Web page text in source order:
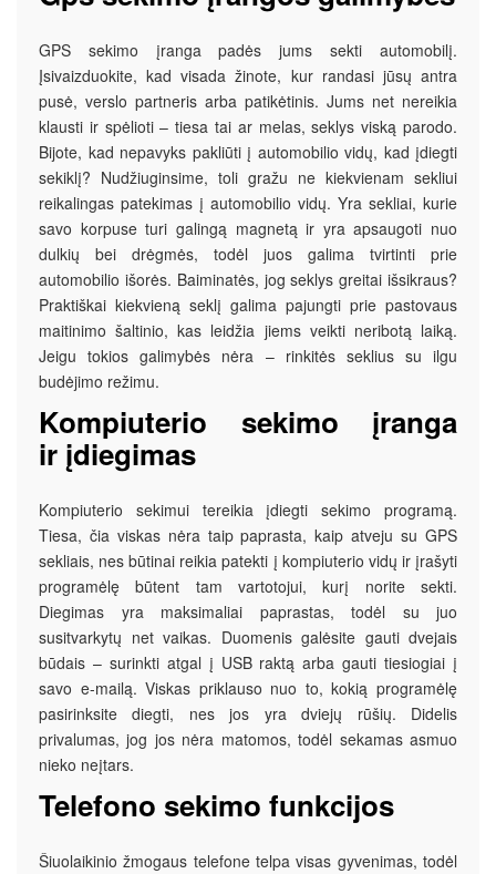
GPS sekimo įranga padės jums sekti automobilį.
Įsivaizduokite, kad visada žinote, kur randasi jūsų antra
pusė, verslo partneris arba patikėtinis. Jums net nereikia
klausti ir spėlioti – tiesa tai ar melas, seklys viską parodo.
Bijote, kad nepavyks pakliūti į automobilio vidų, kad įdiegti
sekiklį? Nudžiuginsime, toli gražu ne kiekvienam sekliui
reikalingas patekimas į automobilio vidų. Yra sekliai, kurie
savo korpuse turi galingą magnetą ir yra apsaugoti nuo
dulkių bei drėgmės, todėl juos galima tvirtinti prie
automobilio išorės. Baiminatės, jog seklys greitai išsikraus?
Praktiškai kiekvieną seklį galima pajungti prie pastovaus
maitinimo šaltinio, kas leidžia jiems veikti neribotą laiką.
Jeigu tokios galimybės nėra – rinkitės seklius su ilgu
budėjimo režimu.
Kompiuterio sekimo įranga
ir įdiegimas
Kompiuterio sekimui tereikia įdiegti sekimo programą.
Tiesa, čia viskas nėra taip paprasta, kaip atveju su GPS
sekliais, nes būtinai reikia patekti į kompiuterio vidų ir įrašyti
programėlę būtent tam vartotojui, kurį norite sekti.
Diegimas yra maksimaliai paprastas, todėl su juo
susitvarkytų net vaikas. Duomenis galėsite gauti dvejais
būdais – surinkti atgal į USB raktą arba gauti tiesiogiai į
savo e-mailą. Viskas priklauso nuo to, kokią programėlę
pasirinksite diegti, nes jos yra dviejų rūšių. Didelis
privalumas, jog jos nėra matomos, todėl sekamas asmuo
nieko neįtars.
Telefono sekimo funkcijos
Šiuolaikinio žmogaus telefone telpa visas gyvenimas, todėl